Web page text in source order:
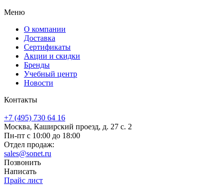
Меню
О компании
Доставка
Сертификаты
Акции и скидки
Бренды
Учебный центр
Новости
Контакты
+7 (495) 730 64 16
Москва, Каширский проезд, д. 27 с. 2
Пн-пт с 10:00 до 18:00
Отдел продаж:
sales@sonet.ru
Позвонить
Написать
Прайс лист